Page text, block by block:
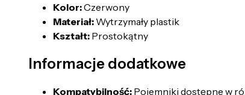
Kolor:Czerwony
Materiał: Wytrzymały plastik
Kształt: Prostokątny
Informacje dodatkowe
Kompatybilność: Pojemniki dostępne w